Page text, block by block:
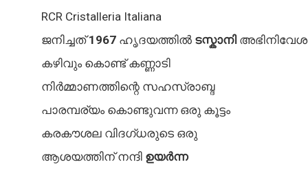
RCR Cristalleria Italiana
ജനിച്ചത്1967 ഹൃദയത്തിൽ ടസ്കാനി
കഴിവും കൊണ്ട് കണ്ണാടി
നിർമ്മാണത്തിന്റെ സഹസ്രാബ്ദ
പാരമ്പര്യം കൊണ്ടുവന്ന ഒരു കൂട്ടം
കരകൗശല വിദഗ്ധരുടെ ഒരു
ആശയത്തിന് നന്ദി ഉയർന്ന